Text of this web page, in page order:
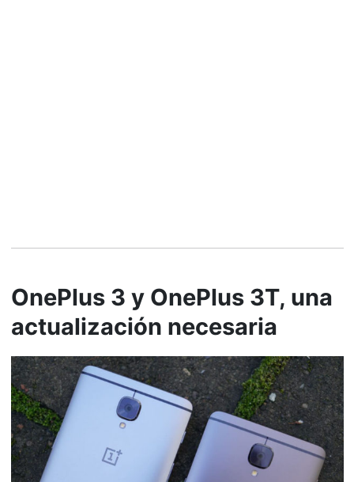
OnePlus 3 y OnePlus 3T, una
actualización necesaria